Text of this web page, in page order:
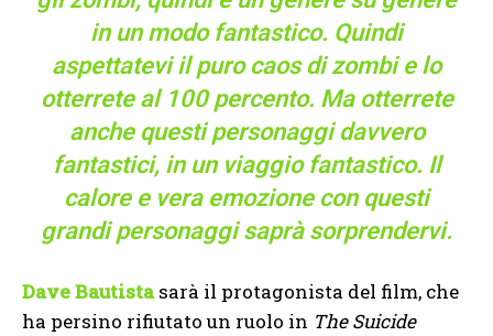
in un modo fantastico. Quindi
aspettatevi il ​​puro caos di zombi e lo
otterrete al 100 percento. Ma otterrete
anche questi personaggi davvero
fantastici, in un viaggio fantastico. Il
calore e vera emozione con questi
grandi personaggi saprà sorprendervi.
Dave Bautistasarà il protagonista del film, che
ha persino rifiutato un ruolo in The Suicide